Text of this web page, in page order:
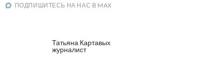
ПОДПИШИТЕСЬ НА НАС В MAX
Татьяна Картавых
журналист